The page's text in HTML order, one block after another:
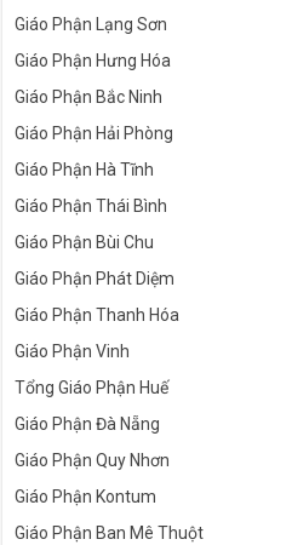
Giáo Phận Lạng Sơn
Giáo Phận Hưng Hóa
Giáo Phận Bắc Ninh
Giáo Phận Hải Phòng
Giáo Phận Hà Tĩnh
Giáo Phận Thái Bình
Giáo Phận Bùi Chu
Giáo Phận Phát Diệm
Giáo Phận Thanh Hóa
Giáo Phận Vinh
Tổng Giáo Phận Huế
Giáo Phận Đà Nẵng
Giáo Phận Quy Nhơn
Giáo Phận Kontum
Giáo Phận Ban Mê Thuột